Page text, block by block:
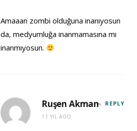
Amaaan zombi olduğuna inanıyosun
da, medyumluğa inanmamasına mı
inanmıyosun.
Ruşen Akman
11 YIL AGO
REPLY